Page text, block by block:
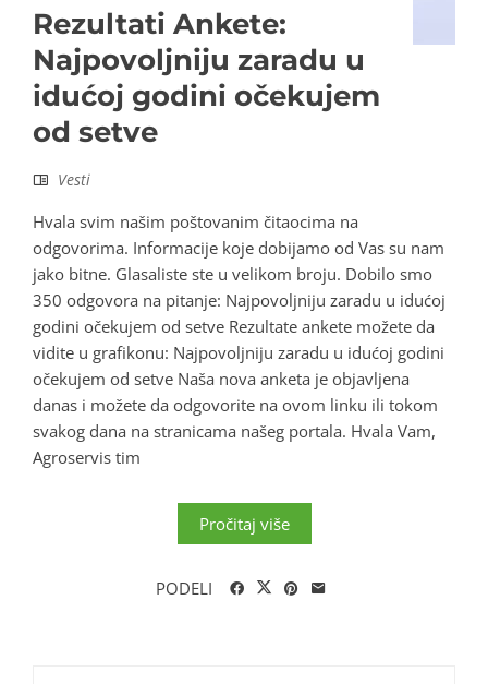
Rezultati Ankete:
Najpovoljniju zaradu u
idućoj godini očekujem
od setve
Vesti
Hvala svim našim poštovanim čitaocima na
odgovorima. Informacije koje dobijamo od Vas su nam
jako bitne. Glasaliste ste u velikom broju. Dobilo smo
350 odgovora na pitanje: Najpovoljniju zaradu u idućoj
godini očekujem od setve Rezultate ankete možete da
vidite u grafikonu: Najpovoljniju zaradu u idućoj godini
očekujem od setve Naša nova anketa je objavljena
danas i možete da odgovorite na ovom linku ili tokom
svakog dana na stranicama našeg portala. Hvala Vam,
Agroservis tim
Pročitaj više
PODELI